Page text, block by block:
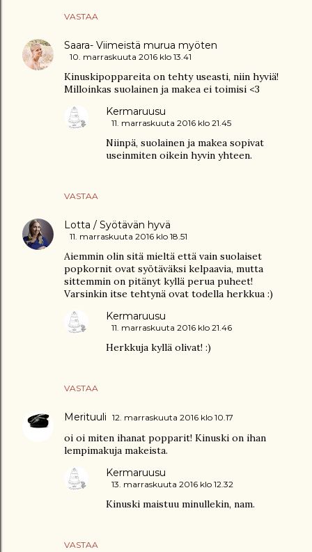
VASTAA
Saara- Viimeistä murua myöten
10. marraskuuta 2016 klo 13.41
Kinuskipoppareita on tehty useasti, niin hyviä!
Milloinkas suolainen ja makea ei toimisi <3
VASTAA
Kermaruusu
11. marraskuuta 2016 klo 21.45
Niinpä, suolainen ja makea sopivat
useinmiten oikein hyvin yhteen.
Lotta / Syötävän hyvä
11. marraskuuta 2016 klo 18.51
Aiemmin olin sitä mieltä että vain suolaiset
popkornit ovat syötäväksi kelpaavia, mutta
sittemmin on pitänyt kyllä perua puheet!
Varsinkin itse tehtynä ovat todella herkkua :)
VASTAA
Kermaruusu
11. marraskuuta 2016 klo 21.46
Herkkuja kyllä olivat! :)
Merituuli 12. marraskuuta 2016 klo 10.17
oi oi miten ihanat popparit! Kinuski on ihan
lempimakuja makeista.
VASTAA
Kermaruusu
13. marraskuuta 2016 klo 12.32
Kinuski maistuu minullekin, nam.